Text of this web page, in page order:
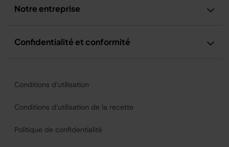
Notre entreprise
Confidentialité et conformité
Conditions d’utilisation
Conditions d’utilisation de la recette
Politique de confidentialité